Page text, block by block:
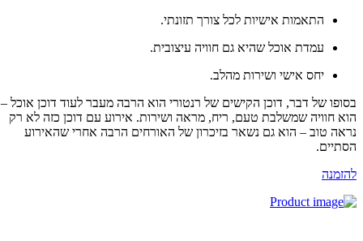
התאמות אישיות לכל צורך תזונתי.
עמדת אוכל שהיא גם חוויה עיצובית.
יחס אישי ושירות מהלב.
של דבר, דוכן הקישים של רנטורי הוא הרבה מעבר לעוד דוכן אוכל –
חוויה שמשלבת טעם, ריח, מראה ושירות. אירוע עם דוכן כזה לא רק
טוב – הוא גם נשאר בזיכרון של האורחים הרבה אחרי שהאירוע